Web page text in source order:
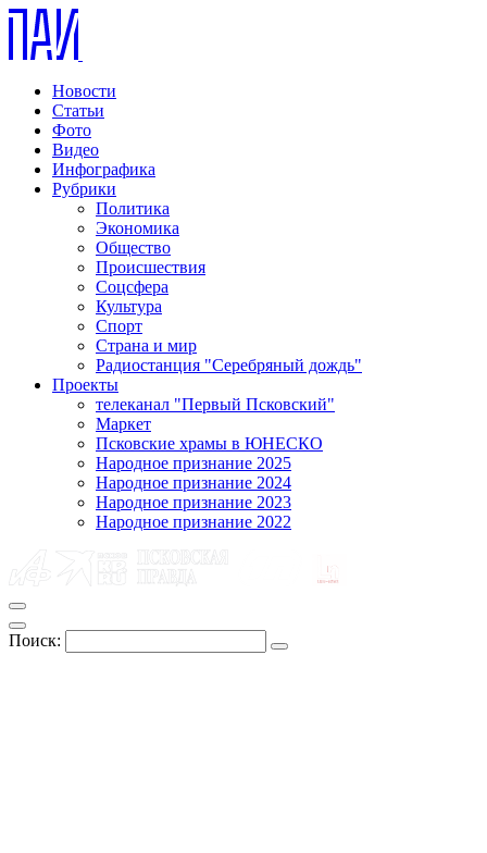
Новости
Статьи
Фото
Видео
Инфографика
Рубрики
Политика
Экономика
Общество
Происшествия
Соцсфера
Культура
Спорт
Страна и мир
Радиостанция "Серебряный дождь"
Проекты
телеканал "Первый Псковский"
Маркет
Псковские храмы в ЮНЕСКО
Народное признание 2025
Народное признание 2024
Народное признание 2023
Народное признание 2022
Поиск: